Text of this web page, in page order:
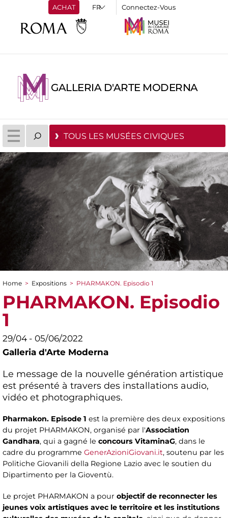
ACHAT Connectez-Vous
GALLERIA D'ARTE MODERNA
TOUS LES MUSÉES CIVIQUES
You are here
Home > Expositions > PHARMAKON. Episodio 1
PHARMAKON. Episodio
1
29/04 - 05/06/2022
Galleria d'Arte Moderna
Le message de la nouvelle génération artistique
est présenté à travers des installations audio,
vidéo et photographiques.
Pharmakon. Episode 1 est la première des deux expositions
du projet PHARMAKON, organisé par l'Association
Gandhara, qui a gagné le concours VitaminaG, dans le
cadre du programme GenerAzioniGiovani.it, soutenu par les
Politiche Giovanili della Regione Lazio avec le soutien du
Dipartimento per la Gioventù.
Le projet PHARMAKON a pour objectif de reconnecter les
jeunes voix artistiques avec le territoire et les institutions